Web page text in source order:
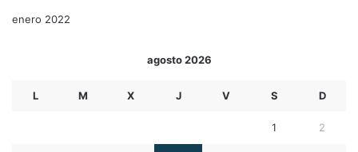
enero 2022
agosto 2026
L M X J V S D
1 2